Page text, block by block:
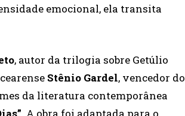
emocional, ela transita
, autor da trilogia sobre Getúlio
Stênio Gardel, vencedor do
da literatura contemporânea
. A obra foi adaptada para o